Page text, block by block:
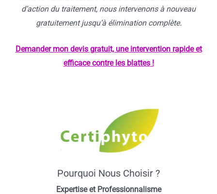
d’action du traitement, nous intervenons à nouveau
gratuitement jusqu’à élimination complète.
Demander mon devis gratuit, une intervention rapide et
efficace contre les blattes !
Pourquoi Nous Choisir ?
Expertise et Professionnalisme